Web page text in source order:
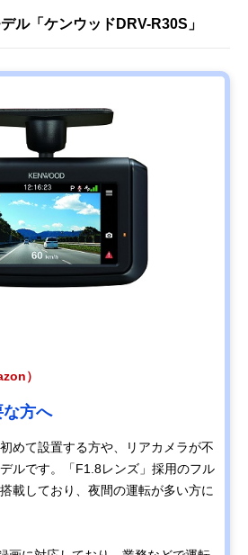
ル「ケンウッドDRV-R30S」
）
方へ
めて設置する方や、リアカメラが不
ルです。「F1.8レンズ」採用のフル
載しており、夜間の運転が多い方に